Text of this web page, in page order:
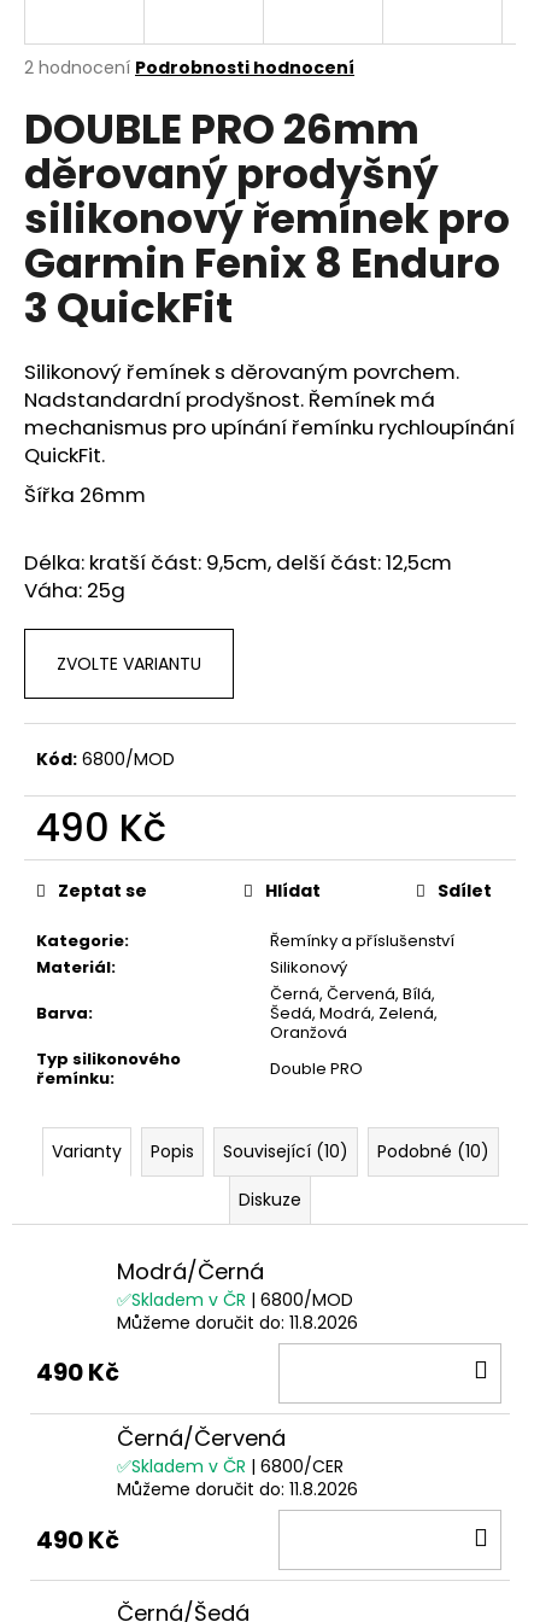
Průměrné
produktu
je
5,0
z
5
hvězdiček.
2 hodnocení Podrobnosti hodnocení
DOUBLE PRO 26mm
děrovaný prodyšný
silikonový řemínek pro
Garmin Fenix 8 Enduro
3 QuickFit
Silikonový řemínek s děrovaným povrchem.
Nadstandardní prodyšnost. Řemínek má
mechanismus pro upínání řemínku rychloupínání
QuickFit.
Šířka 26mm
Délka: kratší část: 9,5cm, delší část: 12,5cm
Váha: 25g
ZVOLTE VARIANTU
Kód: 6800/MOD
490 Kč
Měrná
cena:
Kategorie:
Řemínky a příslušenství
Materiál:
Silikonový
Barva:
Černá, Červená, Bílá,
Šedá, Modrá, Zelená,
Oranžová
Typ silikonového
řemínku: Double PRO
Zeptat se Hlídat Sdílet
Varianty Popis Související (10)
Podobné (10)
Diskuze
Modrá/Černá
✅Skladem v ČR | 6800/MOD
Můžeme doručit do: 11.8.2026
490 Kč
Černá/Červená
✅Skladem v ČR | 6800/CER
Můžeme doručit do: 11.8.2026
490 Kč
Černá/Šedá
j
t
?
HLEDAT
D
o
p
o
r
u
j
e